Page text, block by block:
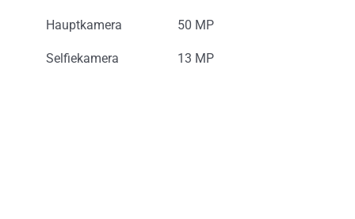
Hauptkamera 50 MP
Selfiekamera 13 MP